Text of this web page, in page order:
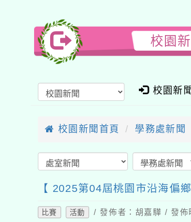
校園
校園新
校園新聞首頁 學務處新聞
【 2025第04屆桃園市沿海偏
比賽 活動 / 發佈者：胡嘉驊 / 發